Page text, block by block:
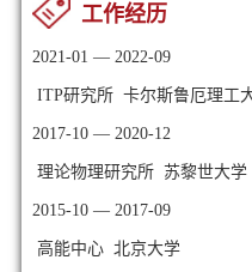
工作经历
2021-01 — 2022-09
ITP研究所 卡尔斯鲁厄理工
2017-10 — 2020-12
理论物理研究所 苏黎世大学
2015-10 — 2017-09
高能中心 北京大学